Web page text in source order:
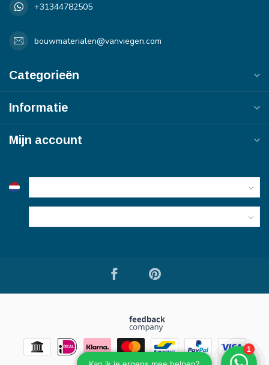
+31344782505
bouwmaterialen@vanviegen.com
Categorieën
Informatie
Mijn account